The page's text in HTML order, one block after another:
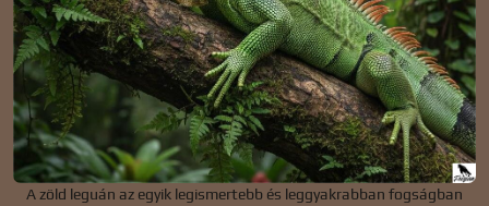
A zöld leguán az egyik legismertebb és leggyakrabban fogságban